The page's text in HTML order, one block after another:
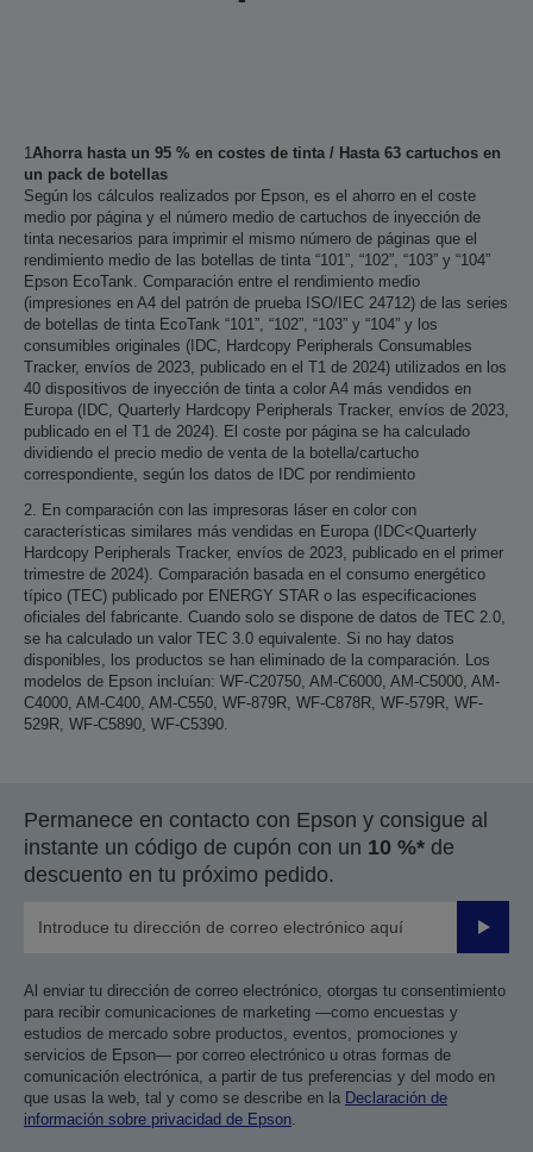
1Ahorra hasta un 95 % en costes de tinta / Hasta 63 cartuchos en
un pack de botellas
Según los cálculos realizados por Epson, es el ahorro en el coste
medio por página y el número medio de cartuchos de inyección de
tinta necesarios para imprimir el mismo número de páginas que el
rendimiento medio de las botellas de tinta “101”, “102”, “103” y “104”
Epson EcoTank. Comparación entre el rendimiento medio
(impresiones en A4 del patrón de prueba ISO/IEC 24712) de las series
de botellas de tinta EcoTank “101”, “102”, “103” y “104” y los
consumibles originales (IDC, Hardcopy Peripherals Consumables
Tracker, envíos de 2023, publicado en el T1 de 2024) utilizados en los
40 dispositivos de inyección de tinta a color A4 más vendidos en
Europa (IDC, Quarterly Hardcopy Peripherals Tracker, envíos de 2023,
publicado en el T1 de 2024). El coste por página se ha calculado
dividiendo el precio medio de venta de la botella/cartucho
correspondiente, según los datos de IDC por rendimiento
2. En comparación con las impresoras láser en color con
características similares más vendidas en Europa (IDC<Quarterly
Hardcopy Peripherals Tracker, envíos de 2023, publicado en el primer
trimestre de 2024). Comparación basada en el consumo energético
típico (TEC) publicado por ENERGY STAR o las especificaciones
oficiales del fabricante. Cuando solo se dispone de datos de TEC 2.0,
se ha calculado un valor TEC 3.0 equivalente. Si no hay datos
disponibles, los productos se han eliminado de la comparación. Los
modelos de Epson incluían: WF-C20750, AM-C6000, AM-C5000, AM-
C4000, AM-C400, AM-C550, WF-879R, WF-C878R, WF-579R, WF-
529R, WF-C5890, WF-C5390.
Permanece en contacto con Epson y consigue al
instante un código de cupón con un 10 %* de
descuento en tu próximo pedido.
Enviar
Al enviar tu dirección de correo electrónico, otorgas tu consentimiento
para recibir comunicaciones de marketing —como encuestas y
estudios de mercado sobre productos, eventos, promociones y
servicios de Epson— por correo electrónico u otras formas de
comunicación electrónica, a partir de tus preferencias y del modo en
que usas la web, tal y como se describe en la Declaración de
información sobre privacidad de Epson.